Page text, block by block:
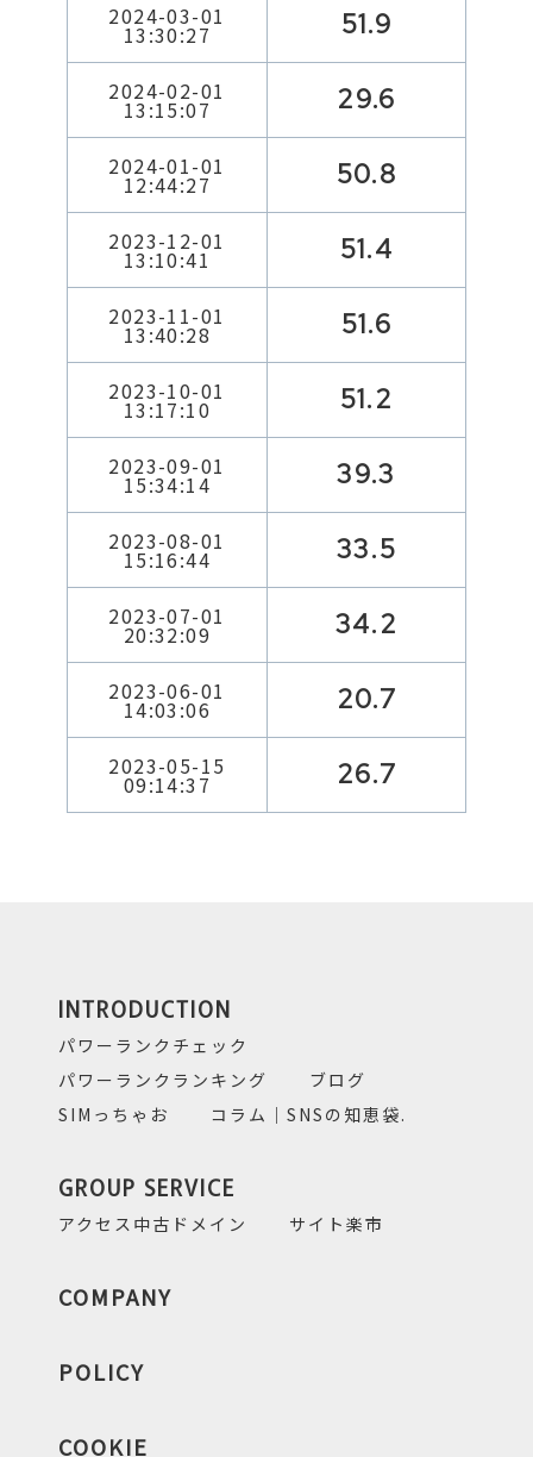
2024-03-01
13:30:27 51.9
2024-02-01
13:15:07 29.6
2024-01-01
12:44:27 50.8
2023-12-01
13:10:41 51.4
2023-11-01
13:40:28 51.6
2023-10-01
13:17:10 51.2
2023-09-01
15:34:14 39.3
2023-08-01
15:16:44 33.5
2023-07-01
20:32:09 34.2
2023-06-01
14:03:06 20.7
2023-05-15
09:14:37 26.7
INTRODUCTION
パワーランクチェック
パワーランクランキング
ブログ
SIMっちゃお
コラム｜SNSの知恵袋.
GROUP SERVICE
アクセス中古ドメイン サイト楽市
COMPANY
POLICY
COOKIE